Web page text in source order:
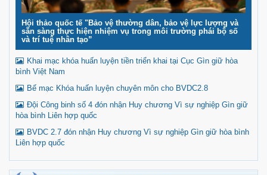
Hội thảo quốc tế "Bảo vệ thường dân, bảo vệ lực lượng và
sẵn sàng thực hiện nhiệm vụ trong môi trường phái bộ số
và trí tuệ nhân tạo”
Khai mạc khóa huấn luyện tiền triển khai tại Cục Gìn giữ hòa
bình Việt Nam
Bế mạc Khóa huấn luyện chuyên môn cho BVDC2.8
Đội Công binh số 4 đón nhận Huy chương Vì sự nghiệp Gìn giữ
hòa bình Liên hợp quốc
BVDC 2.7 đón nhận Huy chương Vì sự nghiệp Gìn giữ hòa bình
Liên hợp quốc